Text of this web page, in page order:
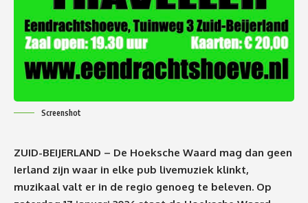
Screenshot
ZUID-BEIJERLAND – De Hoeksche Waard mag dan geen
Ierland zijn waar in elke pub livemuziek klinkt,
muzikaal valt er in de regio genoeg te beleven. Op